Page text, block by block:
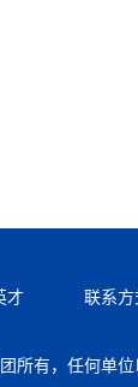
才 联系方
所有，任何单